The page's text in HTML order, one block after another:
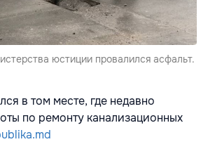
юстиции провалился асфальт.
в том месте, где недавно
по ремонту канализационных